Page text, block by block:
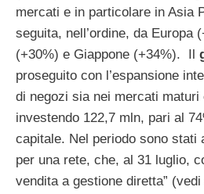
mercati e in particolare in Asia
seguita, nell’ordine, da Europa
(+30%) e Giappone (+34%). Il
proseguito con l’espansione
di negozi sia nei mercati maturi
investendo 122,7 mln, pari al
capitale. Nel periodo sono stati
per una rete, che, al 31 luglio,
vendita a gestione diretta”